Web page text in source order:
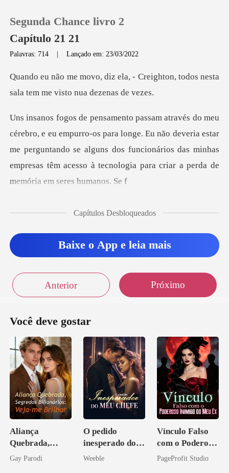
0
Histórico
Sair
Segunda Chance livro 2
Capítulo 21 21
Palavras: 714 |Lançado em: 23/03/2022
- Creighton, todos nesta
sala te
longe. Eu não deveria estar
me perguntando se alguns dos funcionários das minhas
e
Capítulos Desbloqueados
Baixe o App e leia mais
Anterior Próximo
Você deve gostar
Aliança
Quebrada,
Segredos
Gay Parodi
O pedido
inesperado do
meu chefe
Weeble
Vínculo Falso
com o Poderoso
Inimigo do Meu
PageProfit Studio